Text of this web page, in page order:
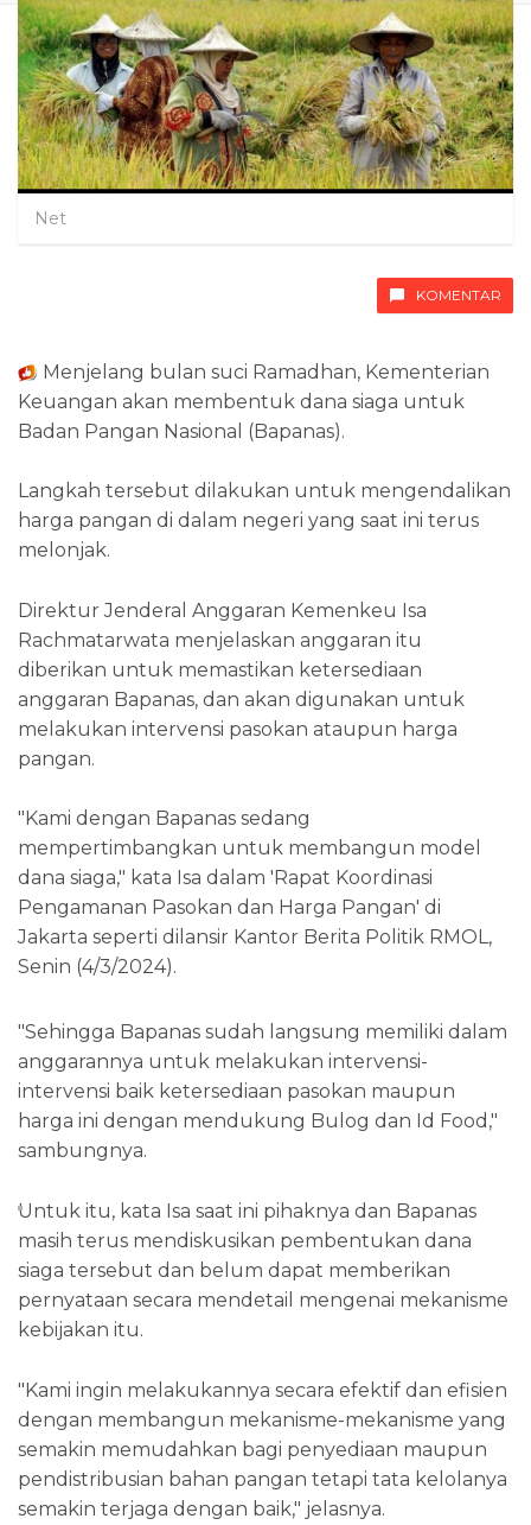
Net
KOMENTAR
Menjelang bulan suci Ramadhan, Kementerian
Keuangan akan membentuk dana siaga untuk
Badan Pangan Nasional (Bapanas).
Langkah tersebut dilakukan untuk mengendalikan
harga pangan di dalam negeri yang saat ini terus
melonjak.
Direktur Jenderal Anggaran Kemenkeu Isa
Rachmatarwata menjelaskan anggaran itu
diberikan untuk memastikan ketersediaan
anggaran Bapanas, dan akan digunakan untuk
melakukan intervensi pasokan ataupun harga
pangan.
"Kami dengan Bapanas sedang
mempertimbangkan untuk membangun model
dana siaga," kata Isa dalam 'Rapat Koordinasi
Pengamanan Pasokan dan Harga Pangan' di
Jakarta seperti dilansir Kantor Berita Politik RMOL,
Senin (4/3/2024).
"Sehingga Bapanas sudah langsung memiliki dalam
anggarannya untuk melakukan intervensi-
intervensi baik ketersediaan pasokan maupun
harga ini dengan mendukung Bulog dan Id Food,"
sambungnya.
Untuk itu, kata Isa saat ini pihaknya dan Bapanas
masih terus mendiskusikan pembentukan dana
siaga tersebut dan belum dapat memberikan
pernyataan secara mendetail mengenai mekanisme
kebijakan itu.
"Kami ingin melakukannya secara efektif dan efisien
dengan membangun mekanisme-mekanisme yang
semakin memudahkan bagi penyediaan maupun
pendistribusian bahan pangan tetapi tata kelolanya
semakin terjaga dengan baik," jelasnya.